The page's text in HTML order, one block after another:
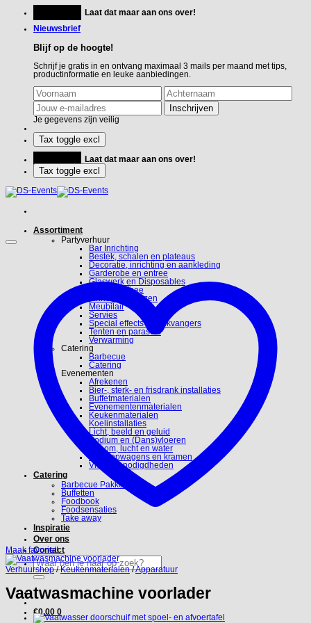
inhoud
Laat dat maar aan ons over!
Nieuwsbrief
Blijf op de hoogte!
Schrijf je gratis in en ontvang maximaal 3 mails per maand met tips,
productinformatie en leuke aanbiedingen.
Je gegevens zijn veilig
Laat dat maar aan ons over!
Assortiment
Partyverhuur
Bar Inrichting
Bestek, schalen en plateaus
Decoratie, inrichting en aankleding
Garderobe en entree
Glaswerk en Disposables
Koffie en Thee
Linnen en hoezen
Meubilair
Servies
Special effects en blikvangers
Tenten en parasols
Verwarming
Catering
Barbecue
Catering
Evenementen
Afrekenen
Bier-, sterk- en frisdrank installaties
Buffetmaterialen
Evenementenmaterialen
Keukenmaterialen
Koelinstallaties
Licht, beeld en geluid
Podium en (Dans)vloeren
Stroom, lucht en water
Verkoopwagens en kramen
Video benodigdheden
Catering
Barbecue Pakketten
Buffetten
Foodbook
Foodsensaties
Take away
Inspiratie
Over ons
Contact
Zoeken
naar:
€0.00 0
Maak favoriet!
Verhuurshop / Keukenmaterialen /Apparatuur
Vaatwasmachine voorlader